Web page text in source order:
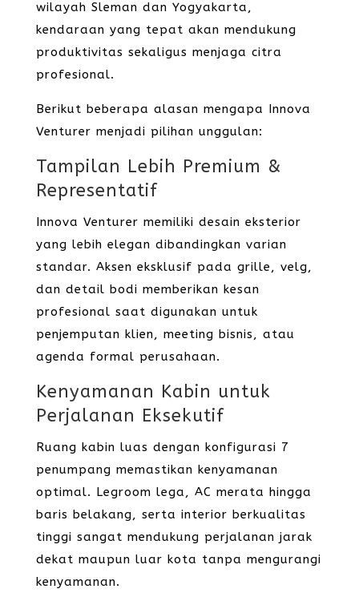
wilayah Sleman dan Yogyakarta,
kendaraan yang tepat akan mendukung
produktivitas sekaligus menjaga citra
profesional.
Berikut beberapa alasan mengapa Innova
Venturer menjadi pilihan unggulan:
Tampilan Lebih Premium &
Representatif
Innova Venturer memiliki desain eksterior
yang lebih elegan dibandingkan varian
standar. Aksen eksklusif pada grille, velg,
dan detail bodi memberikan kesan
profesional saat digunakan untuk
penjemputan klien, meeting bisnis, atau
agenda formal perusahaan.
Kenyamanan Kabin untuk
Perjalanan Eksekutif
Ruang kabin luas dengan konfigurasi 7
penumpang memastikan kenyamanan
optimal. Legroom lega, AC merata hingga
baris belakang, serta interior berkualitas
tinggi sangat mendukung perjalanan jarak
dekat maupun luar kota tanpa mengurangi
kenyamanan.